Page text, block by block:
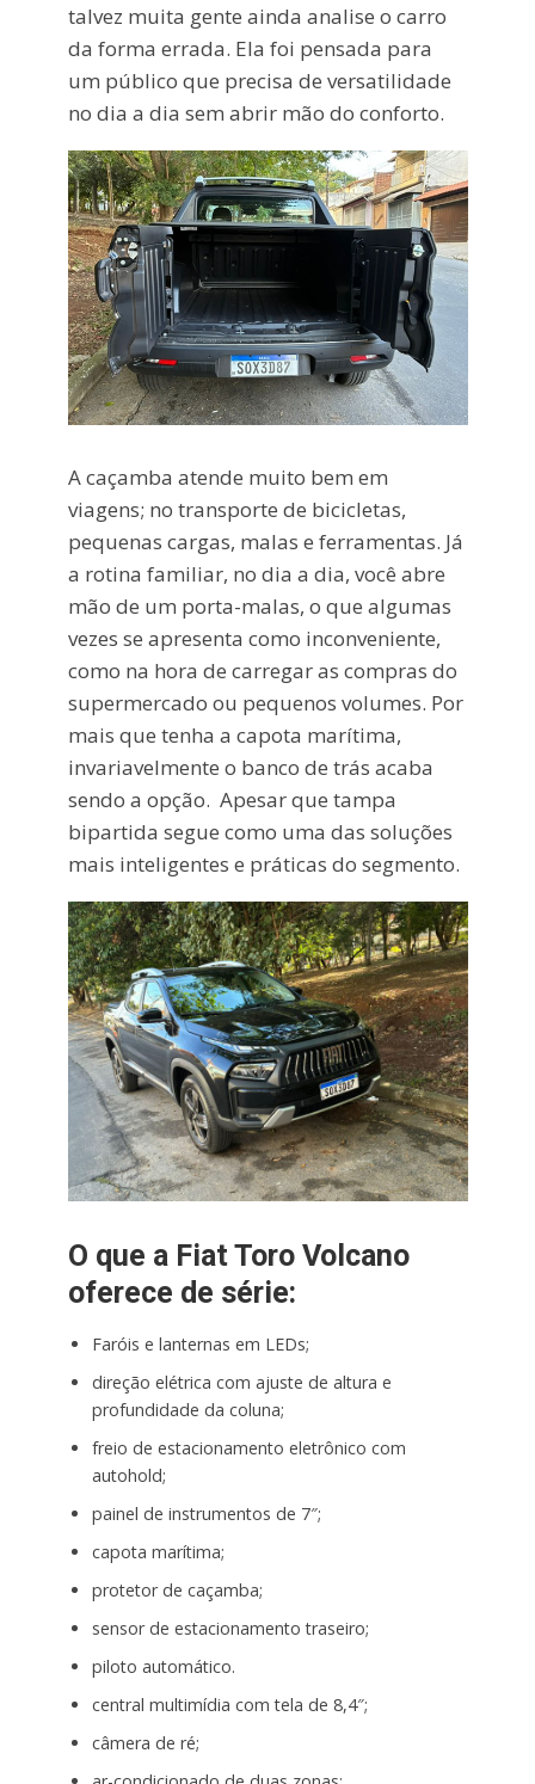
talvez muita gente ainda analise o carro
da forma errada. Ela foi pensada para
um público que precisa de versatilidade
no dia a dia sem abrir mão do conforto.
A caçamba atende muito bem em
viagens; no transporte de bicicletas,
pequenas cargas, malas e ferramentas. Já
a rotina familiar, no dia a dia, você abre
mão de um porta-malas, o que algumas
vezes se apresenta como inconveniente,
como na hora de carregar as compras do
supermercado ou pequenos volumes. Por
mais que tenha a capota marítima,
invariavelmente o banco de trás acaba
sendo a opção. Apesar que tampa
bipartida segue como uma das soluções
mais inteligentes e práticas do segmento.
O que a Fiat Toro Volcano
oferece de série:
Faróis e lanternas em LEDs;
direção elétrica com ajuste de altura e
profundidade da coluna;
freio de estacionamento eletrônico com
autohold;
painel de instrumentos de 7″;
capota marítima;
protetor de caçamba;
sensor de estacionamento traseiro;
piloto automático.
central multimídia com tela de 8,4″;
câmera de ré;